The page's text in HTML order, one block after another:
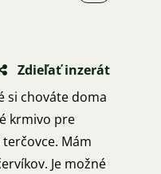
Zdieľať inzerát
si chováte doma
krmivo pre
Mám
Je možné